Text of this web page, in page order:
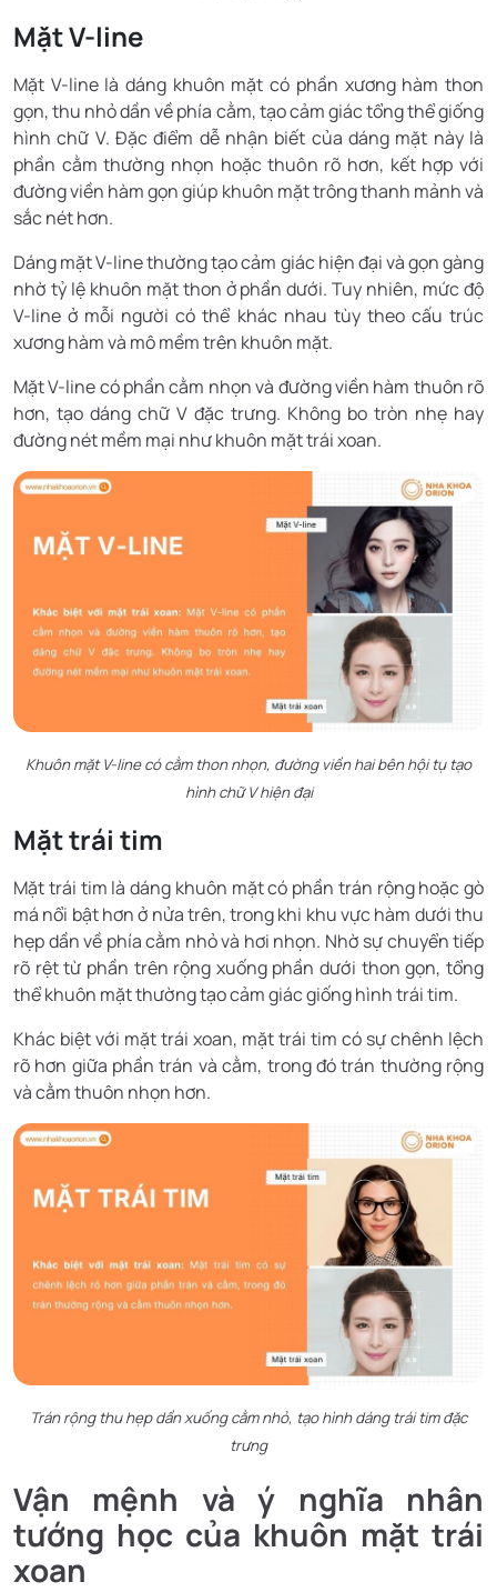
Mặt V-line
Mặt V-line là dáng khuôn mặt có phần xương hàm thon
gọn, thu nhỏ dần về phía cằm, tạo cảm giác tổng thể giống
hình chữ V. Đặc điểm dễ nhận biết của dáng mặt này là
phần cằm thường nhọn hoặc thuôn rõ hơn, kết hợp với
đường viền hàm gọn giúp khuôn mặt trông thanh mảnh và
sắc nét hơn.
Dáng mặt V-line thường tạo cảm giác hiện đại và gọn gàng
nhờ tỷ lệ khuôn mặt thon ở phần dưới. Tuy nhiên, mức độ
V-line ở mỗi người có thể khác nhau tùy theo cấu trúc
xương hàm và mô mềm trên khuôn mặt.
Mặt V-line có phần cằm nhọn và đường viền hàm thuôn rõ
hơn, tạo dáng chữ V đặc trưng. Không bo tròn nhẹ hay
đường nét mềm mại như khuôn mặt trái xoan.
Khuôn mặt V-line có cằm thon nhọn, đường viền hai bên hội tụ tạo
hình chữ V hiện đại
Mặt trái tim
Mặt trái tim là dáng khuôn mặt có phần trán rộng hoặc gò
má nổi bật hơn ở nửa trên, trong khi khu vực hàm dưới thu
hẹp dần về phía cằm nhỏ và hơi nhọn. Nhờ sự chuyển tiếp
rõ rệt từ phần trên rộng xuống phần dưới thon gọn, tổng
thể khuôn mặt thường tạo cảm giác giống hình trái tim.
Khác biệt với mặt trái xoan, mặt trái tim có sự chênh lệch
rõ hơn giữa phần trán và cằm, trong đó trán thường rộng
và cằm thuôn nhọn hơn.
Trán rộng thu hẹp dần xuống cằm nhỏ, tạo hình dáng trái tim đặc
trưng
Vận mệnh và ý nghĩa nhân
tướng học của khuôn mặt trái
xoan